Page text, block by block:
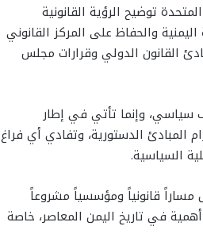
توضيح الرؤية القانونية
والحفاظ على المركز القانوني
القانون الدولي وقرارات مجلس
سياسي، وإنما تأتي في إطار
المبادئ الدستورية، وتفادي أي فراغ
السياسية.
مساراً قانونياً ومؤسسياً مشروعاً
في تاريخ اليمن المعاصر، خاصة